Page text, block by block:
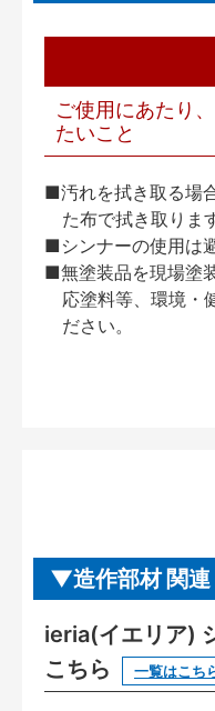
ご使用にあたり
たいこと
■汚れを拭き取る場
た布で拭き取りま
■シンナーの使用は
■無塗装品を現場
応塗料等、環境・
ださい。
造作部材 関
ieria(イエリア)
こちら
一覧はこち